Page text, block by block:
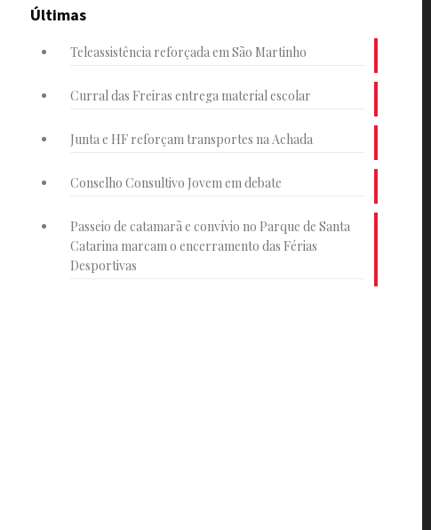
Últimas
Teleassistência reforçada em São Martinho
Curral das Freiras entrega material escolar
Junta e HF reforçam transportes na Achada
Conselho Consultivo Jovem em debate
Passeio de catamarã e convívio no Parque de Santa
Catarina marcam o encerramento das Férias
Desportivas